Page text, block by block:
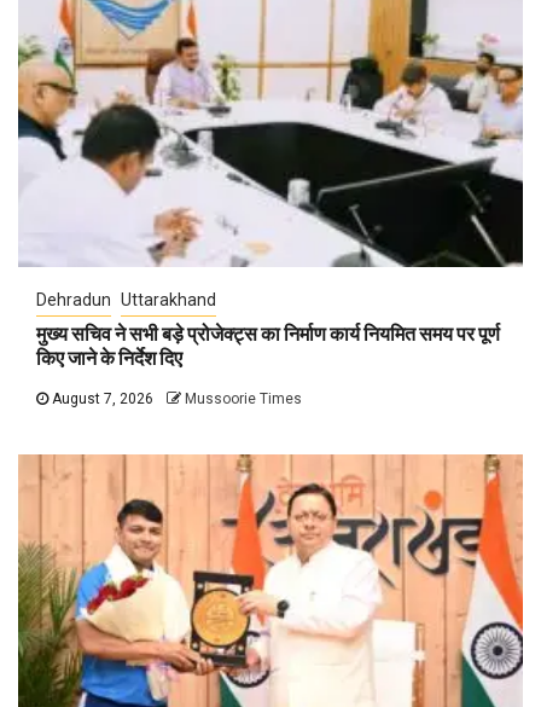
Dehradun Uttarakhand
मुख्य सचिव ने सभी बड़े प्रोजेक्ट्स का निर्माण कार्य नियमित समय पर पूर्ण
किए जाने के निर्देश दिए
August 7, 2026 Mussoorie Times